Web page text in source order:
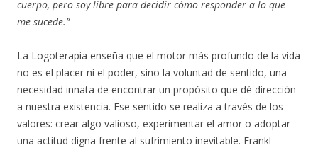
cuerpo, pero soy libre para decidir cómo responder a lo que
me sucede.”
La Logoterapia enseña que el motor más profundo de la vida
no es el placer ni el poder, sino la voluntad de sentido, una
necesidad innata de encontrar un propósito que dé dirección
a nuestra existencia. Ese sentido se realiza a través de los
valores: crear algo valioso, experimentar el amor o adoptar
una actitud digna frente al sufrimiento inevitable. Frankl